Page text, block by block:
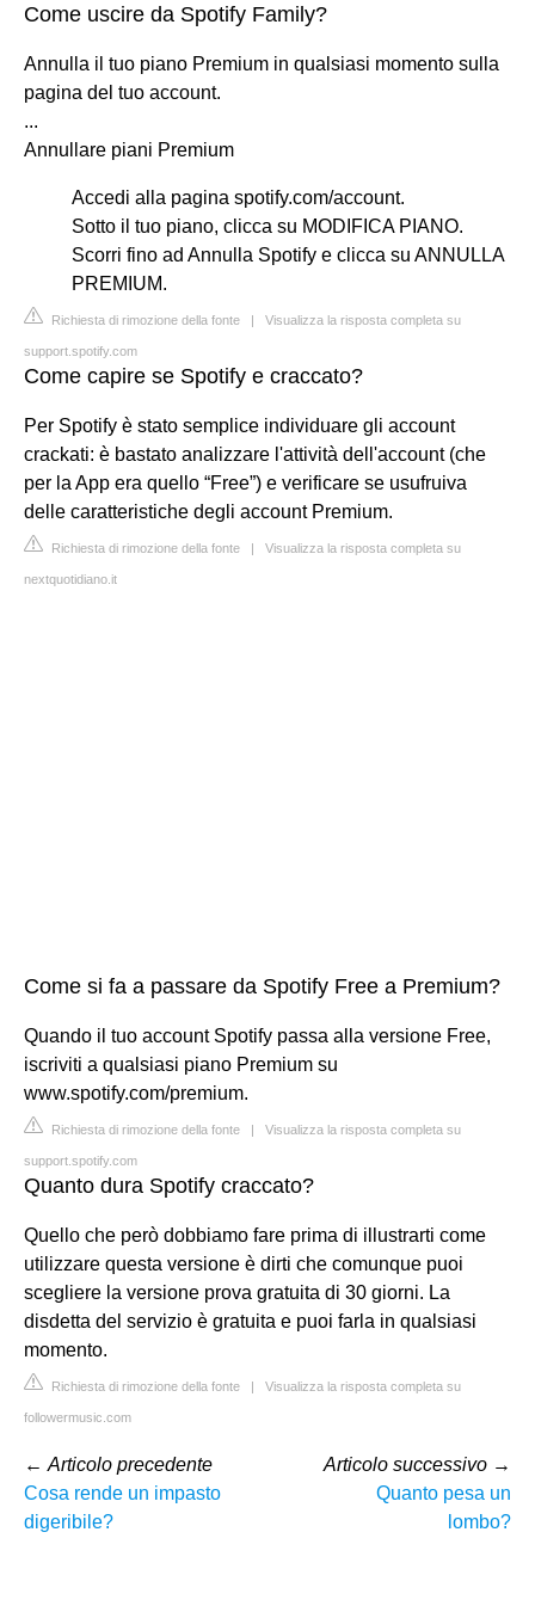
Come uscire da Spotify Family?
Annulla il tuo piano Premium in qualsiasi momento sulla
pagina del tuo account.
...
Annullare piani Premium
Accedi alla pagina spotify.com/account.
Sotto il tuo piano, clicca su MODIFICA PIANO.
Scorri fino ad Annulla Spotify e clicca su ANNULLA
PREMIUM.
Richiesta di rimozione della fonte | Visualizza la risposta completa su
support.spotify.com
Come capire se Spotify e craccato?
Per Spotify è stato semplice individuare gli account
crackati: è bastato analizzare l'attività dell'account (che
per la App era quello “Free”) e verificare se usufruiva
delle caratteristiche degli account Premium.
Richiesta di rimozione della fonte | Visualizza la risposta completa su
nextquotidiano.it
Come si fa a passare da Spotify Free a Premium?
Quando il tuo account Spotify passa alla versione Free,
iscriviti a qualsiasi piano Premium su
www.spotify.com/premium.
Richiesta di rimozione della fonte | Visualizza la risposta completa su
support.spotify.com
Quanto dura Spotify craccato?
Quello che però dobbiamo fare prima di illustrarti come
utilizzare questa versione è dirti che comunque puoi
scegliere la versione prova gratuita di 30 giorni. La
disdetta del servizio è gratuita e puoi farla in qualsiasi
momento.
Richiesta di rimozione della fonte | Visualizza la risposta completa su
followermusic.com
← Articolo precedente
Cosa rende un impasto
digeribile?
Articolo successivo →
Quanto pesa un
lombo?